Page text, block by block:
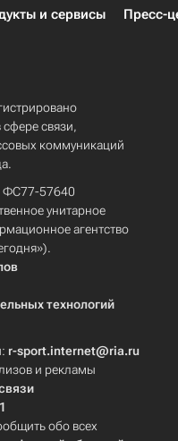
и сервисы Пресс-
связи,
коммуникаций
ФС77-57640
унитарное
агентство
технологий
r-sport.internet@ria.ru
и рекламы
обо всех